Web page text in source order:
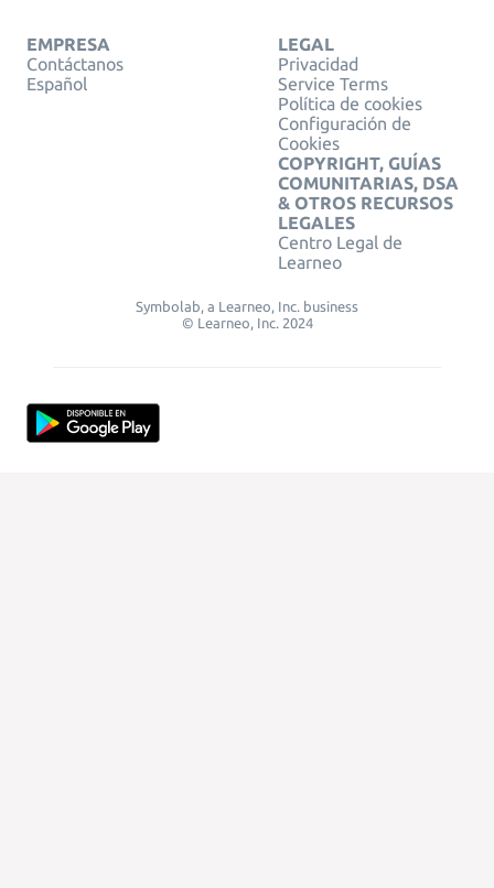
EMPRESA
Contáctanos
Español
LEGAL
Privacidad
Service Terms
Política de cookies
Configuración de
Cookies
COPYRIGHT, GUÍAS
COMUNITARIAS, DSA
& OTROS RECURSOS
LEGALES
Centro Legal de
Learneo
Symbolab, a Learneo, Inc. business
© Learneo, Inc. 2024